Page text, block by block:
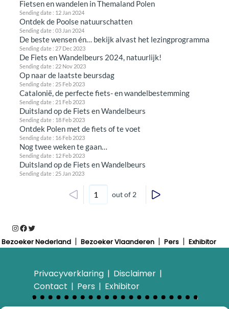
Fietsen en wandelen in Themaland Polen
Sending date : 12 Jan 2024
Ontdek de Poolse natuurschatten
Sending date : 03 Jan 2024
De beste wensen én… bekijk alvast het lezingprogramma
Sending date : 27 Dec 2023
De Fiets en Wandelbeurs 2024, natuurlijk!
Sending date : 22 Nov 2023
Op naar de laatste beursdag
Sending date : 25 Feb 2023
Catalonië, de perfecte fiets- en wandelbestemming
Sending date : 21 Feb 2023
Duitsland op de Fiets en Wandelbeurs
Sending date : 18 Feb 2023
Ontdek Polen met de fiets of te voet
Sending date : 16 Feb 2023
Nog twee weken te gaan…
Sending date : 12 Feb 2023
Duitsland op de Fiets en Wandelbeurs
Sending date : 25 Jan 2023
out of 2
Instagram
Facebook
Twitter
Bezoeker Nederland Bezoeker Vlaanderen Pers Exhibitor
Privacyverklaring
Disclaimer
Contact
Pers Exhibitor